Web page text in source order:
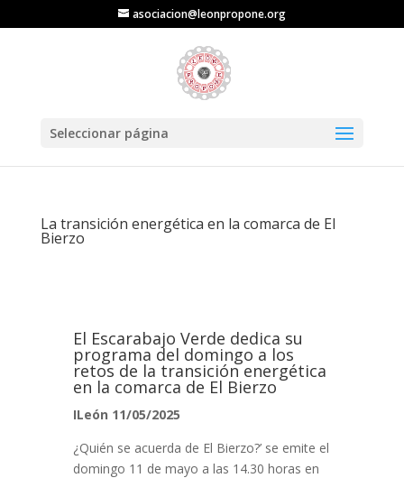
asociacion@leonpropone.org
Seleccionar página
La transición energética en la comarca de El
Bierzo
El Escarabajo Verde dedica su
programa del domingo a los
retos de la transición energética
en la comarca de El Bierzo
ILeón 11/05/2025
¿Quién se acuerda de El Bierzo?’ se emite el
domingo 11 de mayo a las 14.30 horas en